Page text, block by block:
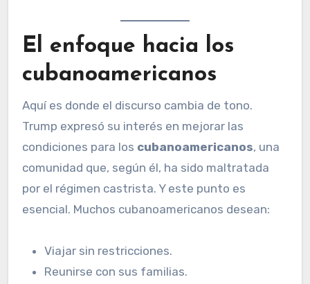
El enfoque hacia los
cubanoamericanos
Aquí es donde el discurso cambia de tono.
Trump expresó su interés en mejorar las
condiciones para los cubanoamericanos, una
comunidad que, según él, ha sido maltratada
por el régimen castrista. Y este punto es
esencial. Muchos cubanoamericanos desean:
Viajar sin restricciones.
Reunirse con sus familias.